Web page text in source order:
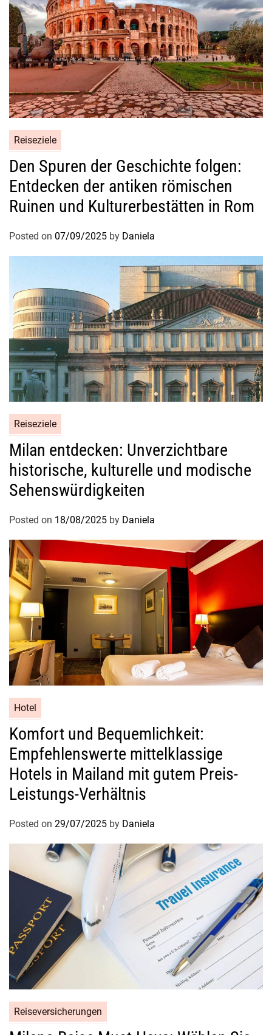
t
s
e
r
l
e
b
n
s
Reiseziele
Den Spuren der Geschichte folgen:
Entdecken der antiken römischen
Ruinen und Kulturerbestätten in Rom
Posted on 07/09/2025 by Daniela
Reiseziele
Milan entdecken: Unverzichtbare
historische, kulturelle und modische
Sehenswürdigkeiten
Posted on 18/08/2025 by Daniela
Hotel
Komfort und Bequemlichkeit:
Empfehlenswerte mittelklassige
Hotels in Mailand mit gutem Preis-
Leistungs-Verhältnis
Posted on 29/07/2025 by Daniela
Reiseversicherungen